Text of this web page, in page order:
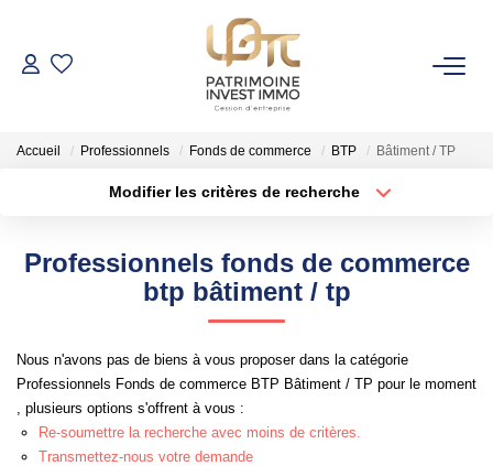
NOS BIENS
Cession D'entreprise
VENDRE
GESTION DE PATRIMOINE
NOTRE AGENCE
Accueil Professionnels Fonds de commerce BTP Bâtiment / TP
Modifier les critères de recherche
Budget max
Créer une alerte
Professionnels fonds de commerce
btp bâtiment / tp
Nous n'avons pas de biens à vous proposer dans la catégorie
Professionnels Fonds de commerce BTP Bâtiment / TP pour le moment
, plusieurs options s'offrent à vous :
Re-soumettre la recherche avec moins de critères.
Transmettez-nous votre demande